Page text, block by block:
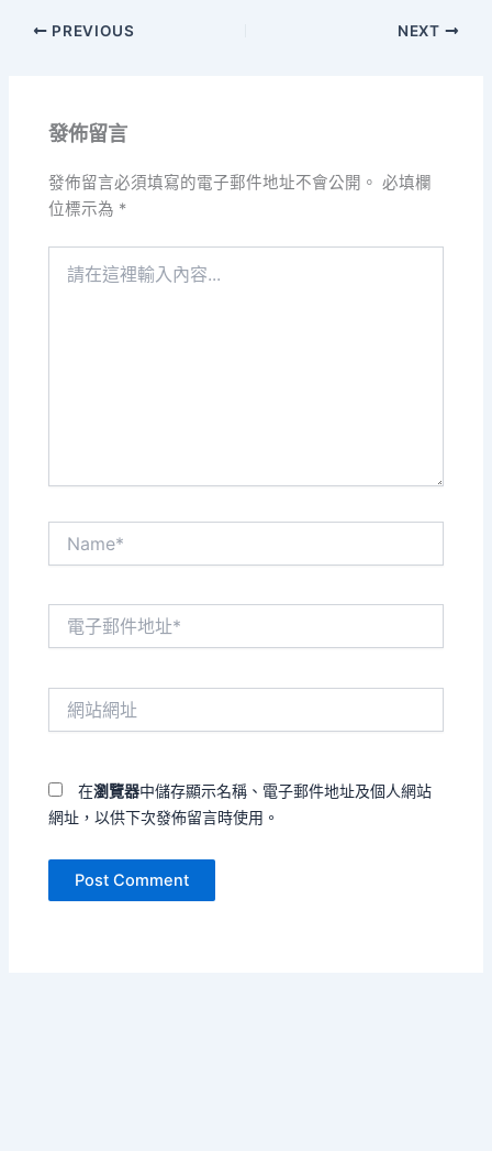
PREVIOUS NEXT
發佈留言
發佈留言必須填寫的電子郵件地址不會公開。 必填欄
位標示為 *
在瀏覽器中儲存顯示名稱、電子郵件地址及個人網站
網址，以供下次發佈留言時使用。